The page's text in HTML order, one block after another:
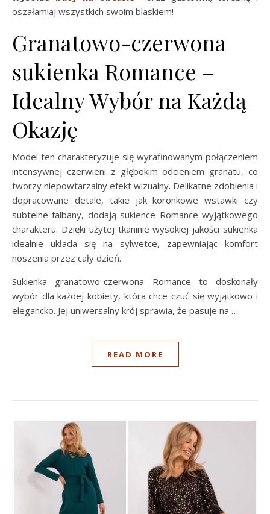
oszałamiaj wszystkich swoim blaskiem!
Granatowo-czerwona
sukienka Romance –
Idealny Wybór na Każdą
Okazję
Model ten charakteryzuje się wyrafinowanym połączeniem
intensywnej czerwieni z głębokim odcieniem granatu, co
tworzy niepowtarzalny efekt wizualny. Delikatne zdobienia i
dopracowane detale, takie jak koronkowe wstawki czy
subtelne falbany, dodają sukience Romance wyjątkowego
charakteru. Dzięki użytej tkaninie wysokiej jakości sukienka
idealnie układa się na sylwetce, zapewniając komfort
noszenia przez cały dzień.
Sukienka granatowo-czerwona Romance to doskonały
wybór dla każdej kobiety, która chce czuć się wyjątkowo i
elegancko. Jej uniwersalny krój sprawia, że pasuje na …
READ MORE